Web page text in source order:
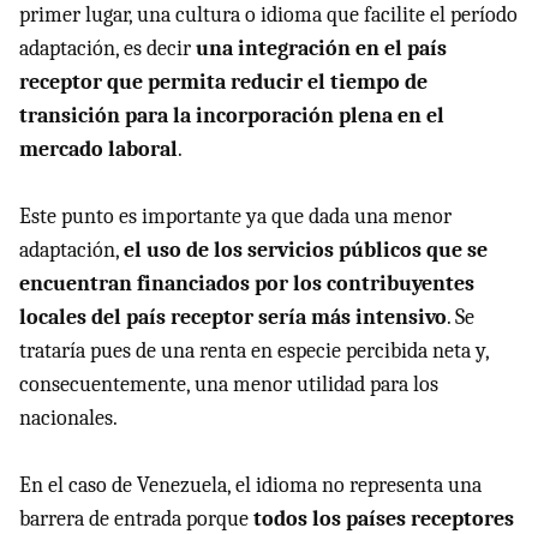
primer lugar, una cultura o idioma que facilite el período
adaptación, es deciruna integración en el país
receptor que permita reducir el tiempo de
transición para la incorporación plena en el
mercado laboral.
Este punto es importante ya que dada una menor
adaptación,el uso de los servicios públicos que se
encuentran financiados por los contribuyentes
locales del país receptor sería más intensivo. Se
trataría pues de una renta en especie percibida neta y,
consecuentemente, una menor utilidad para los
nacionales.
En el caso de Venezuela, el idioma no representa una
barrera de entrada porquetodos los países receptores